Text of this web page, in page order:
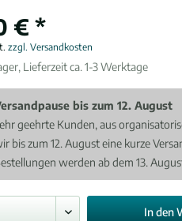
€ *
zzgl. Versandkosten
Lieferzeit ca. 1-3 Werktage
bis zum 12. August
geehrte Kunden, aus
bis zum 12. August eine kurze
werden ab dem 13.
In den